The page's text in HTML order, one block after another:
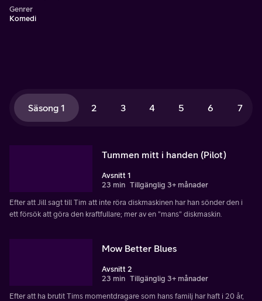
Genrer
Komedi
Säsong 1 2 3 4 5 6 7
Tummen mitt i handen (Pilot)
Avsnitt 1
23 min Tillgänglig 3+ månader
Efter att Jill sagt till Tim att inte röra diskmaskinen har han sönder den i
ett försök att göra den kraftfullare; mer av en "mans" diskmaskin.
Mow Better Blues
Avsnitt 2
23 min Tillgänglig 3+ månader
Efter att ha brutit Tims momentdragare som hans familj har haft i 20 år,